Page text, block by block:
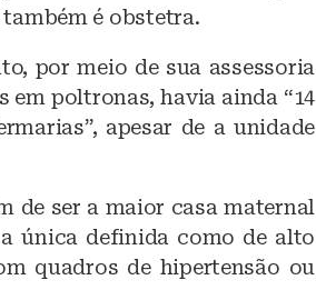
é obstetra.
por meio de sua assessoria
em poltronas, havia ainda “14
apesar de a unidade
de ser a maior casa maternal
única definida como de alto
quadros de hipertensão ou